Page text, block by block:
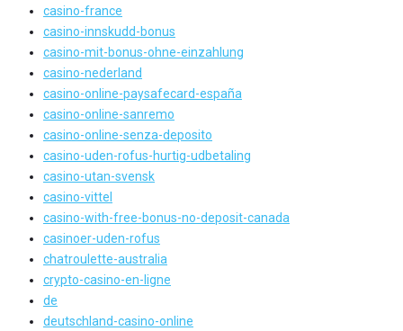
casino-france
casino-innskudd-bonus
casino-mit-bonus-ohne-einzahlung
casino-nederland
casino-online-paysafecard-españa
casino-online-sanremo
casino-online-senza-deposito
casino-uden-rofus-hurtig-udbetaling
casino-utan-svensk
casino-vittel
casino-with-free-bonus-no-deposit-canada
casinoer-uden-rofus
chatroulette-australia
crypto-casino-en-ligne
de
deutschland-casino-online